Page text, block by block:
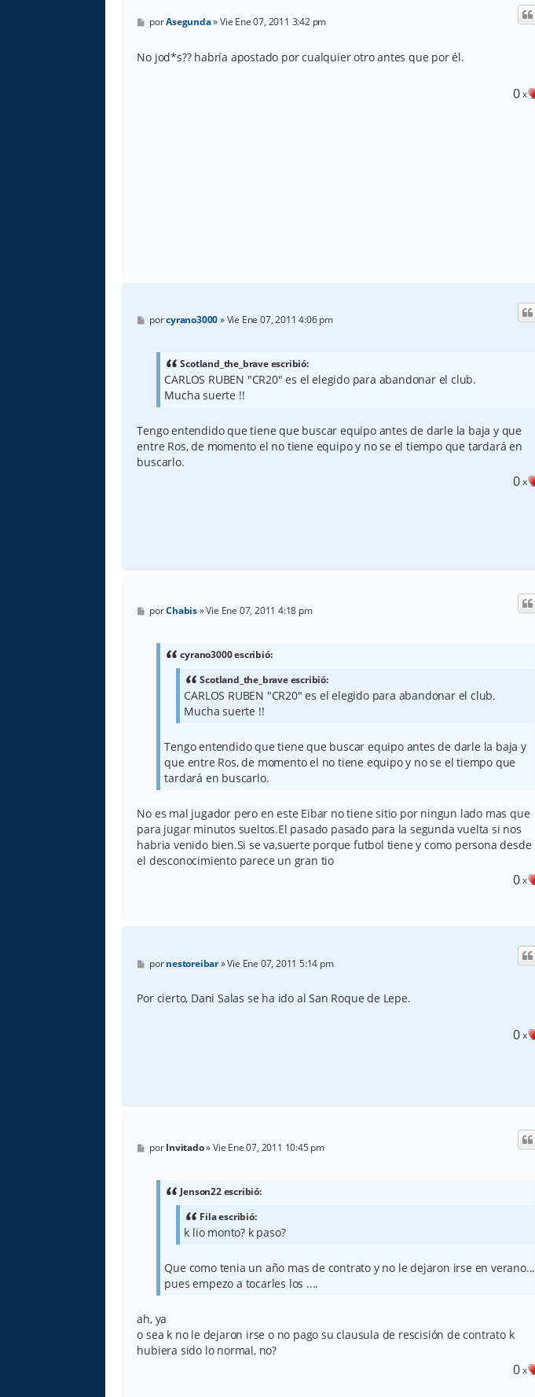
M
e
s
a
porAsegunda»Vie Ene 07, 2011 3:42 pm
No jod*s?? habría apostado por cualquier otro antes que por él.
0x
M
e
porcyrano3000»Vie Ene 07, 2011 4:06 pm
Scotland_the_brave escribió:
CARLOS RUBEN "CR20" es el elegido para abandonar el club.
Mucha suerte !!
Tengo entendido que tiene que buscar equipo antes de darle la baja y que
entre Ros, de momento el no tiene equipo y no se el tiempo que tardará en
buscarlo.
0x
M
e
porChabis»Vie Ene 07, 2011 4:18 pm
cyrano3000 escribió:
Scotland_the_brave escribió:
CARLOS RUBEN "CR20" es el elegido para abandonar el club.
Mucha suerte !!
Tengo entendido que tiene que buscar equipo antes de darle la baja y
que entre Ros, de momento el no tiene equipo y no se el tiempo que
tardará en buscarlo.
No es mal jugador pero en este Eibar no tiene sitio por ningun lado mas que
para jugar minutos sueltos.El pasado pasado para la segunda vuelta si nos
habria venido bien.Si se va,suerte porque futbol tiene y como persona desde
el desconocimiento parece un gran tio
0x
M
e
s
a
pornestoreibar»Vie Ene 07, 2011 5:14 pm
Por cierto, Dani Salas se ha ido al San Roque de Lepe.
0x
M
e
porInvitado»Vie Ene 07, 2011 10:45 pm
Jenson22 escribió:
Fila escribió:
k lio monto? k paso?
Que como tenia un año mas de contrato y no le dejaron irse en verano...
pues empezo a tocarles los ....
ah, ya
o sea k no le dejaron irse o no pago su clausula de rescisión de contrato k
hubiera sido lo normal, no?
0x